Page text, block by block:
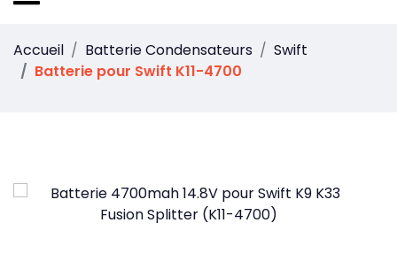
Accueil Batterie Condensateurs
Swift
Batterie pour Swift K11-4700